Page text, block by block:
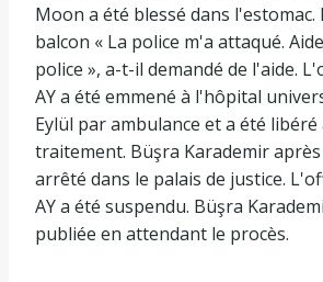
Moon a été blessé dans
balcon « La police m'a attaqué.
police », a-t-il demandé de l'aide.
AY a été emmené à l'hôpital
Eylül par ambulance et a été libéré
traitement. Büşra Karademir
arrêté dans le palais de justice.
AY a été suspendu. Büşra
publiée en attendant le procès.